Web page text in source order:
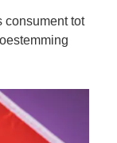
consument tot